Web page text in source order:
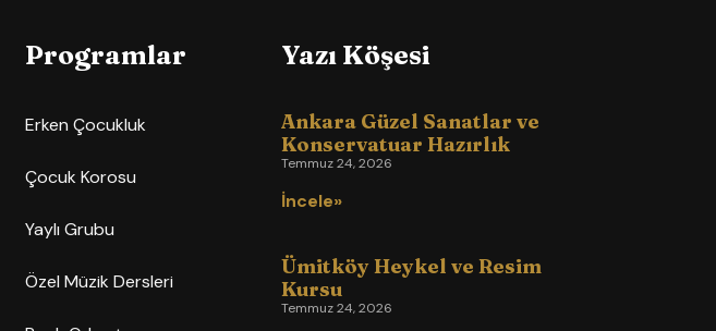
Programlar
Erken Çocukluk
Çocuk Korosu
Yaylı Grubu
Özel Müzik Dersleri
Yazı Köşesi
Ankara Güzel Sanatlar ve
Konservatuar Hazırlık
Temmuz 24, 2026
İncele»
Ümitköy Heykel ve Resim
Kursu
Temmuz 24, 2026